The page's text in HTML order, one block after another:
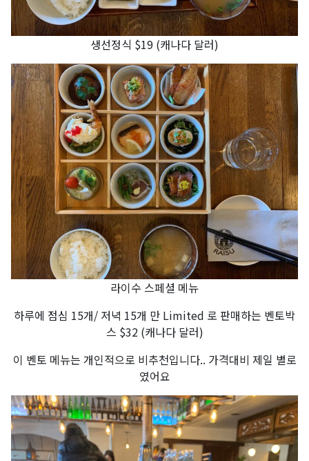
생선정식 $19 (캐나다 달러)
라이수 스페셜 메뉴
하루에 점심 15개/ 저녁 15개 만 Limited 로 판매하는 벤토박
스 $32 (캐나다 달러)
이 벤토 메뉴는 개인적으로 비추천입니다.. 가격대비 제일 별로
였어요